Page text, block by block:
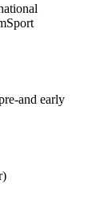
Sport
and early